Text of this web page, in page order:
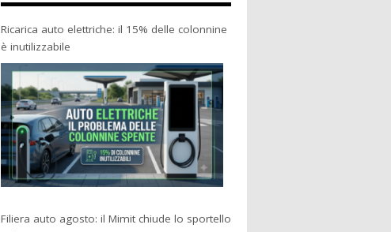
Ricarica auto elettriche: il 15% delle colonnine
è inutilizzabile
Filiera auto agosto: il Mimit chiude lo sportello